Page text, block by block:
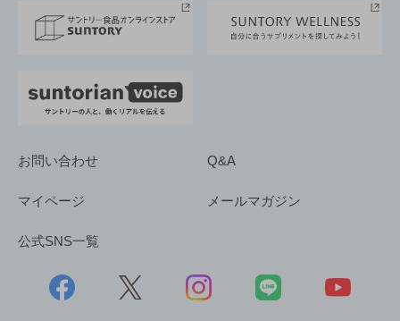
採用情報
お問い合わせ Q&A
マイページ メールマガジン
公式SNS一覧